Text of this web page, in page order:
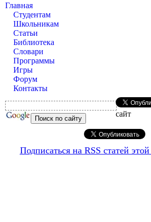
Главная
Студентам
Школьникам
Статьи
Библиотека
Словари
Программы
Игры
Форум
Контакты
сайт
Подписаться на RSS статей